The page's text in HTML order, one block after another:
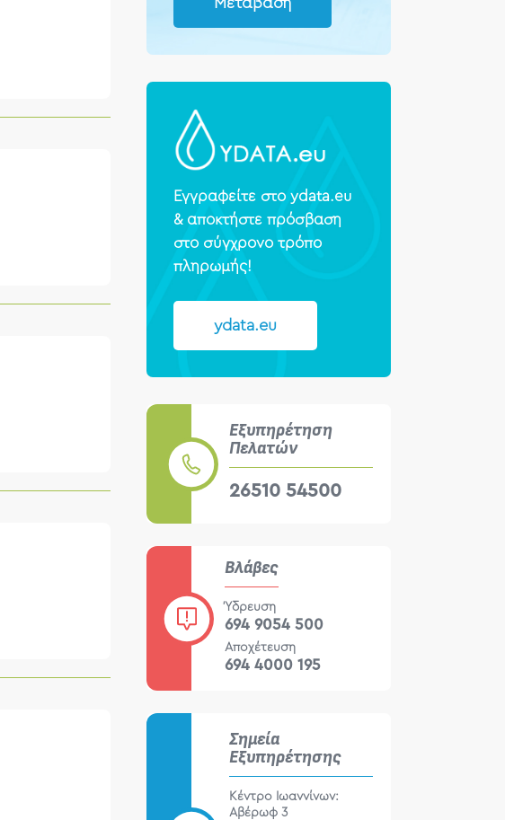
Εγγραφείτε στο ydata.eu
& αποκτήστε πρόσβαση
στο σύγχρονο τρόπο
πληρωμής!
ydata.eu
Εξυπηρέτηση
Πελατών
26510 54500
Βλάβες
Ύδρευση
694 9054 500
Αποχέτευση
694 4000 195
Σημεία
Εξυπηρέτησης
Κέντρο Ιωαννίνων:
Αβέρωφ 3